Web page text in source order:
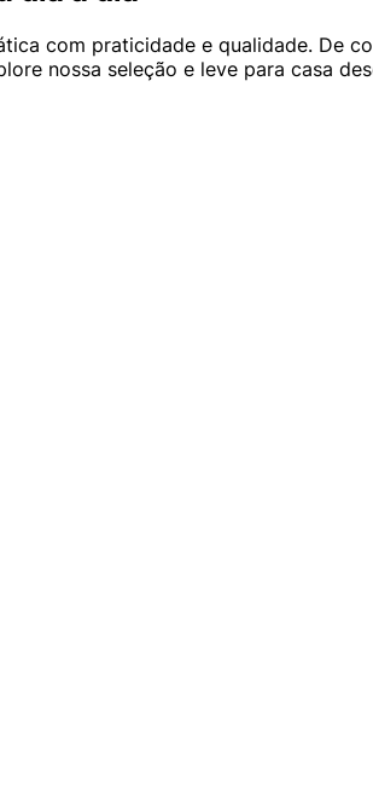
com praticidade e qualidade. De
nossa seleção e leve para casa